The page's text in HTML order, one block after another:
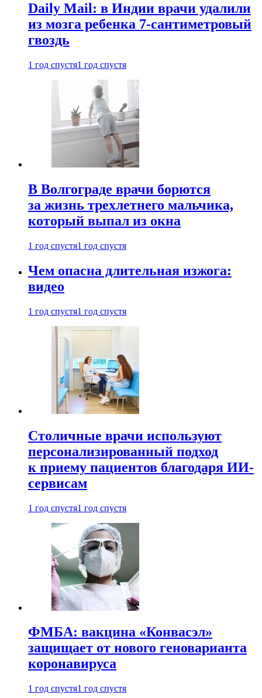
Daily Mail: в Индии врачи удалили
из мозга ребенка 7-сантиметровый
гвоздь
1 год спустя1 год спустя
В Волгограде врачи борются
за жизнь трехлетнего мальчика,
который выпал из окна
1 год спустя1 год спустя
Чем опасна длительная изжога:
видео
1 год спустя1 год спустя
Столичные врачи используют
персонализированный подход
к приему пациентов благодаря ИИ-
сервисам
1 год спустя1 год спустя
ФМБА: вакцина «Конвасэл»
защищает от нового геноварианта
коронавируса
1 год спустя1 год спустя